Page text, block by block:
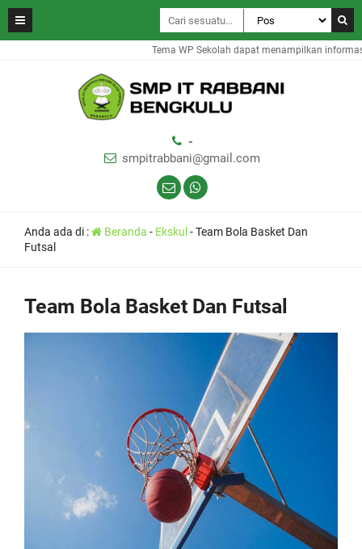
Tema WP Sekolah dapat menampilkan
-
smpitrabbani@gmail.com
Anda ada di : Beranda - Ekskul -Team Bola Basket Dan
Futsal
Team Bola Basket Dan Futsal